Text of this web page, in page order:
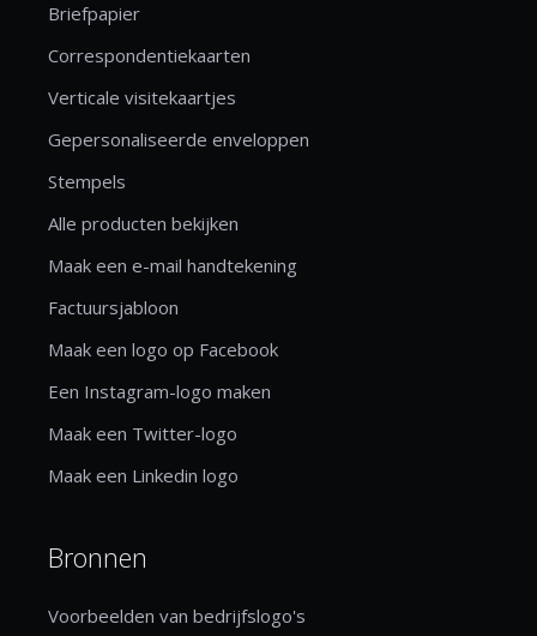
Briefpapier
Correspondentiekaarten
Verticale visitekaartjes
Gepersonaliseerde enveloppen
Stempels
Alle producten bekijken
Maak een e-mail handtekening
Factuursjabloon
Maak een logo op Facebook
Een Instagram-logo maken
Maak een Twitter-logo
Maak een Linkedin logo
Bronnen
Voorbeelden van bedrijfslogo's